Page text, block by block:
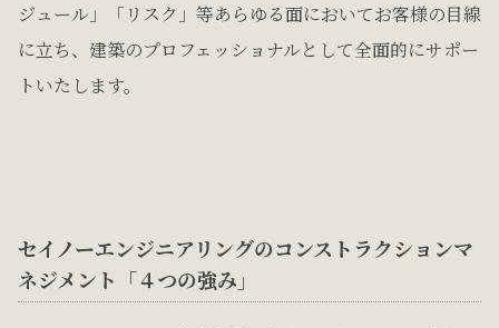
ジュール」「リスク」等あらゆる面においてお客様の目線
に立ち、建築のプロフェッショナルとして全面的にサポー
トいたします。
セイノーエンジニアリングのコンストラクションマ
ネジメント「４つの強み」